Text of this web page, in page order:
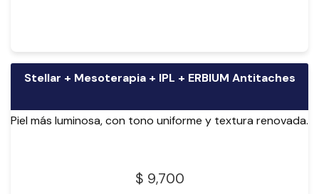
Stellar + Mesoterapia + IPL + ERBIUM Antitaches
Piel más luminosa, con tono uniforme y textura renovada.
$ 9,700